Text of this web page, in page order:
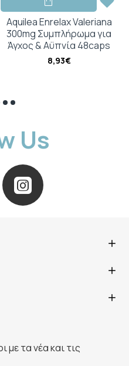
Aquilea Enrelax Valeriana
300mg Συμπλήρωμα για
Άγχος & Αϋπνία 48caps
8,93€
Us
με τα νέα και τις